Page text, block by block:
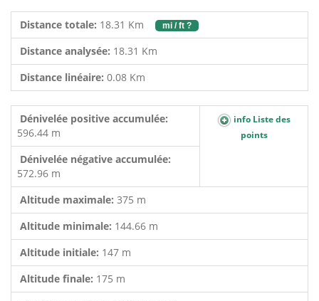
Distance totale: 18.31 Km mi / ft ?
Distance analysée: 18.31 Km
Distance linéaire: 0.08 Km
Dénivelée positive accumulée:
596.44 m
info Liste des
points
Dénivelée négative accumulée:
572.96 m
Altitude maximale: 375 m
Altitude minimale: 144.66 m
Altitude initiale: 147 m
Altitude finale: 175 m